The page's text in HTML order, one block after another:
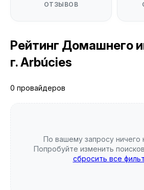
ОТЗЫВОВ
Рейтинг Домашнего
г. Arbúcies
0 провайдеров
По вашему запросу ничего
Попробуйте изменить
сбросить все